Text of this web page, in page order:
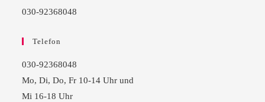
030-92368048
Telefon
030-92368048
Mo, Di, Do, Fr 10-14 Uhr und
Mi 16-18 Uhr